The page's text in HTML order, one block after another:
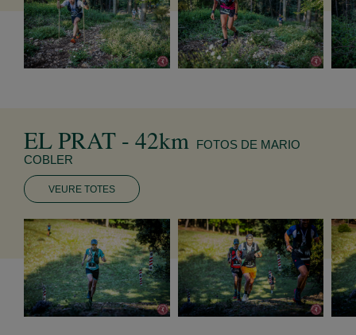
EL PRAT - 42km
FOTOS DE MARIO
COBLER
VEURE TOTES